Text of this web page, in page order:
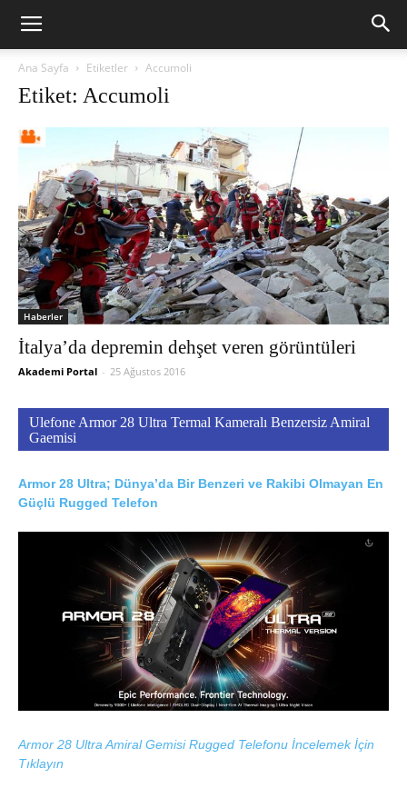
Ana Sayfa Etiketler Accumoli
Etiket: Accumoli
Haberler
İtalya’da depremin dehşet veren görüntüleri
Akademi Portal - 25 Ağustos 2016
Ulefone Armor 28 Ultra Termal Kameralı Benzersiz Amiral
Gaemisi
Armor 28 Ultra; Dünya’da Bir Benzeri ve Rakibi Olmayan En
Güçlü Rugged Telefon
Armor 28 Ultra Amiral Gemisi Rugged Telefonu İncelemek İçin
Tıklayın